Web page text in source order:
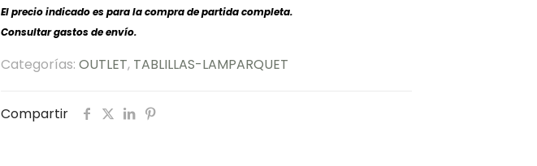
El precio indicado es para la compra de partida completa.
Consultar gastos de envío.
Categorías: OUTLET, TABLILLAS-LAMPARQUET
Compartir